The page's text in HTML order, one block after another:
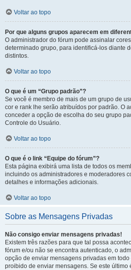
Voltar ao topo
Por que alguns grupos aparecem em
O administrador do fórum pode assinalar
determinado grupo, para identificá-los diante
distintos.
Voltar ao topo
O que é um “Grupo padrão”?
Se você é membro de mais de um grupo de
cor e rank lhe serão atribuídos por padrão. O
conceder a opção de escolha do seu grupo
Controle do Usuário.
Voltar ao topo
O que é o link “Equipe do fórum”?
Esta página exibirá uma lista de todos os
incluindo os administradores e moderadores
detalhes e informações adicionais.
Voltar ao topo
Sobre as Mensagens Privadas
Não consigo enviar mensagens privadas!
Existem três razões para que tal possa
fórum e/ou não se encontra autenticado, o
opção de enviar mensagens privadas em
proibido de enviar mensagens. Se este último